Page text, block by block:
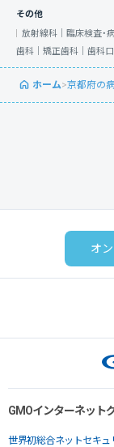
その他
放射線科｜ 臨床検査・
歯科｜ 矯正歯科｜ 歯科口
ホーム>京都府の
オ
GMOインターネット
世界初総合ネットセキュ